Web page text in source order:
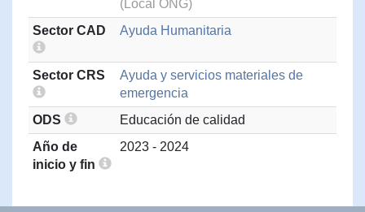
(Local ONG)
Sector CAD
Ayuda Humanitaria
Sector CRS
Ayuda y servicios materiales de
emergencia
ODS
Educación de calidad
Año de
inicio y fin
2023 - 2024